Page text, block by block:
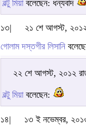
বল্টু মিয়াবলেছেন: ধন্যবাদ
১৩|
২১ শে আগস্ট,
গোলাম দস্তগীর লিসানি
২২ শে আগস্ট, ২০১২
বল্টু মিয়াবলেছেন:
১৪|
১৩ ই নভেম্বর,